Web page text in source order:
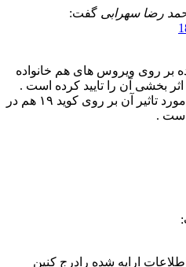
رضا سهرابی گفت:
بر روی ویروس های هم خانواده
بخشی آن را تایید کرده است .
مقالات مختلفی در مورد تاثیر آن بر روی کوید ۱۹ هم در
است .
ارایه شده رادرج کنین